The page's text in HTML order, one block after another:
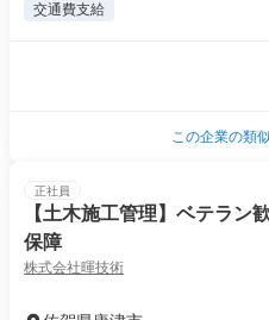
交通費支給
この企業の類
正社員
【土木施工管理】ベテラン
保障
株式会社暉技術